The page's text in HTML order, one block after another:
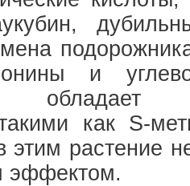
и
обладает
как S-
этим растение
эффектом.